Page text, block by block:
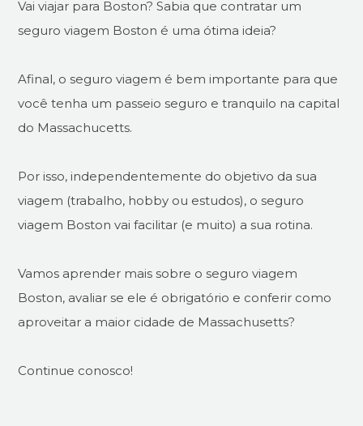
Vai viajar para Boston? Sabia que contratar um
seguro viagem Boston é uma ótima ideia?
Afinal, o seguro viagem é bem importante para que
você tenha um passeio seguro e tranquilo na capital
do Massachucetts.
Por isso, independentemente do objetivo da sua
viagem (trabalho, hobby ou estudos), o seguro
viagem Boston vai facilitar (e muito) a sua rotina.
Vamos aprender mais sobre o seguro viagem
Boston, avaliar se ele é obrigatório e conferir como
aproveitar a maior cidade de Massachusetts?
Continue conosco!